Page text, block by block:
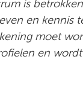
is
en kennis
moet
en